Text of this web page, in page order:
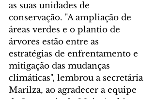
as suas unidades de
conservação. "A ampliação de
áreas verdes e o plantio de
árvores estão entre as
estratégias de enfrentamento e
mitigação das mudanças
climáticas", lembrou a secretária
Marilza, ao agradecer a equipe